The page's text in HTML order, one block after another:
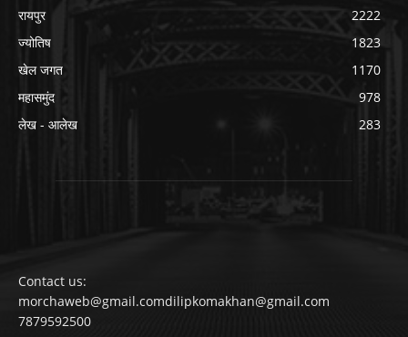
रायपुर
2222
ज्योतिष
1823
खेल जगत
1170
महासमुंद
978
लेख - आलेख
283
Contact us:
morchaweb@gmail.comdilipkomakhan@gmail.com
7879592500